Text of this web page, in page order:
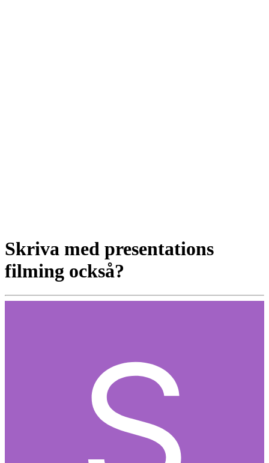
Skriva med presentations
filming också?